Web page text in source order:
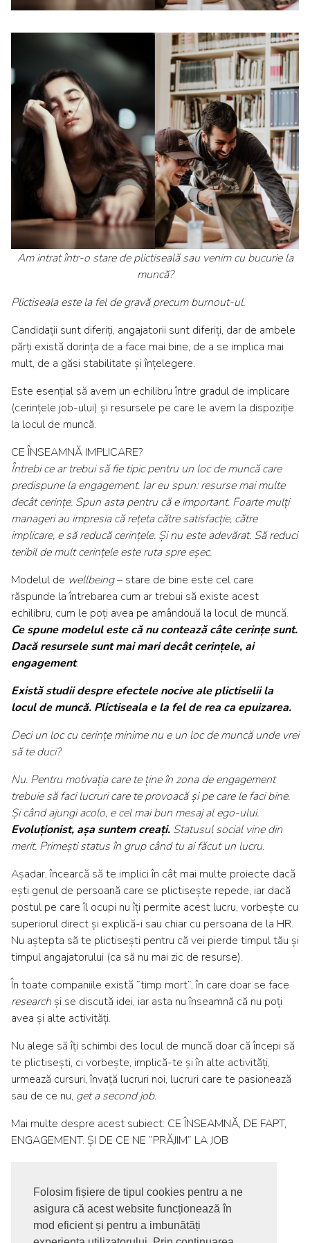
Folosim fișiere de tipul cookies pentru a ne
asigura că acest website funcționează în
mod eficient și pentru a imbunătăți
Am intrat într-o stare de plictiseală sau venim cu bucurie la
muncă?
Plictiseala este la fel de gravă precum burnout-ul.
Candidații sunt diferiți, angajatorii sunt diferiți, dar de ambele
părți există dorința de a face mai bine, de a se implica mai
mult, de a găsi stabilitate și înțelegere.
Este esențial să avem un echilibru între gradul de implicare
(cerințele job-ului) și resursele pe care le avem la dispoziție
la locul de muncă.
CE ÎNSEAMNĂ IMPLICARE?
Întrebi ce ar trebui să fie tipic pentru un loc de muncă care
predispune la engagement. Iar eu spun: resurse mai multe
decât cerințe. Spun asta pentru că e important. Foarte mulți
manageri au impresia că rețeta către satisfacție, către
implicare, e să reducă cerințele. Și nu este adevărat. Să reduci
teribil de mult cerințele este ruta spre eșec.
Modelul de wellbeing– stare de bine este cel care
răspunde la întrebarea cum ar trebui să existe acest
echilibru, cum le poți avea pe amândouă la locul de muncă.
Ce spune modelul este că nu contează câte cerințe sunt.
Dacă resursele sunt mai mari decât cerințele, ai
engagement.
Există studii despre efectele nocive ale plictiselii la
locul de muncă. Plictiseala e la fel de rea ca epuizarea.
Deci un loc cu cerințe minime nu e un loc de muncă unde vrei
să te duci?
Nu. Pentru motivația care te ține în zona de engagement
trebuie să faci lucruri care te provoacă și pe care le faci bine.
Și când ajungi acolo, e cel mai bun mesaj al ego-ului.
Evoluționist, așa suntem creați. Statusul social vine din
merit. Primești status în grup când tu ai făcut un lucru.
Așadar, încearcă să te implici în cât mai multe proiecte dacă
ești genul de persoană care se plictisește repede, iar dacă
postul pe care îl ocupi nu îți permite acest lucru, vorbește cu
superiorul direct și explică-i sau chiar cu persoana de la HR.
Nu aștepta să te plictisești pentru că vei pierde timpul tău și
timpul angajatorului (ca să nu mai zic de resurse).
În toate companiile există ”timp mort”, în care doar se face
research și se discută idei, iar asta nu înseamnă că nu poți
avea și alte activități.
Nu alege să îți schimbi des locul de muncă doar că începi să
te plictisești, ci vorbește, implică-te și în alte activități,
urmează cursuri, învață lucruri noi, lucruri care te pasionează
sau de ce nu, get a second job.
Mai multe despre acest subiect: CE ÎNSEAMNĂ, DE FAPT,
ENGAGEMENT. ȘI DE CE NE ”PRĂJIM” LA JOB
© 2017-2026. Toate drepturile rezervate
SIGNUPDOTWORK SRLTermeni si conditii | Politica de